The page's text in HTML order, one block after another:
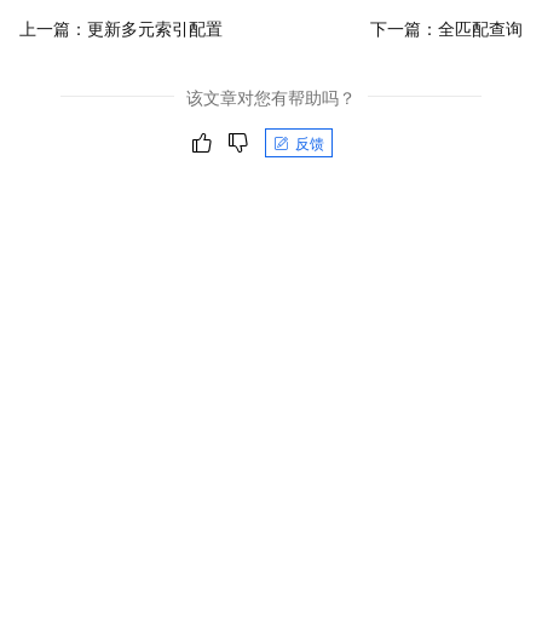
上一篇： 更新多元索引配置 下一篇： 全匹配查询
该文章对您有帮助吗？
反馈